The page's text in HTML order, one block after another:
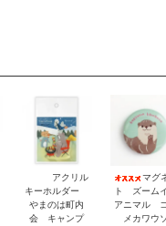
アクリル
キーホルダー
やまのは町内
会 キャンプ
マグ
ト ズーム
アニマル
メカワウ